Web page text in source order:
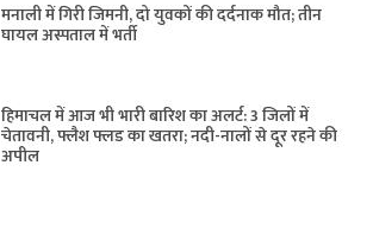
मनाली में गिरी जिमनी, दो युवकों की दर्दनाक मौत; तीन
घायल अस्पताल में भर्ती
हिमाचल में आज भी भारी बारिश का अलर्ट: 3 जिलों में
चेतावनी, फ्लैश फ्लड का खतरा; नदी-नालों से दूर रहने की
अपील